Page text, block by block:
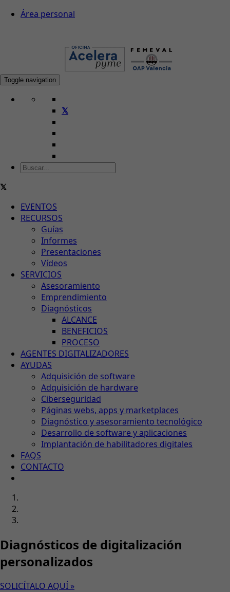
Área personal
Toggle navigation
EVENTOS
RECURSOS
Guías
Informes
Presentaciones
Vídeos
SERVICIOS
Asesoramiento
Emprendimiento
Diagnósticos
ALCANCE
BENEFICIOS
PROCESO
AGENTES DIGITALIZADORES
AYUDAS
Adquisición de software
Adquisición de hardware
Ciberseguridad
Páginas webs, apps y marketplaces
Diagnóstico y asesoramiento tecnológico
Desarrollo de software y aplicaciones
Implantación de habilitadores digitales
FAQS
CONTACTO
Diagnósticos de digitalización
personalizados
SOLICÍTALO AQUÍ »